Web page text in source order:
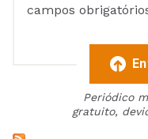
campos
Periódico
gratuito,